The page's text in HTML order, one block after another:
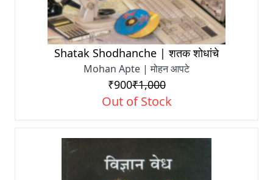
Shatak Shodhanche | शतक शोधांचे
Mohan Apte | मोहन आपटे
₹900₹1,000
Out of Stock